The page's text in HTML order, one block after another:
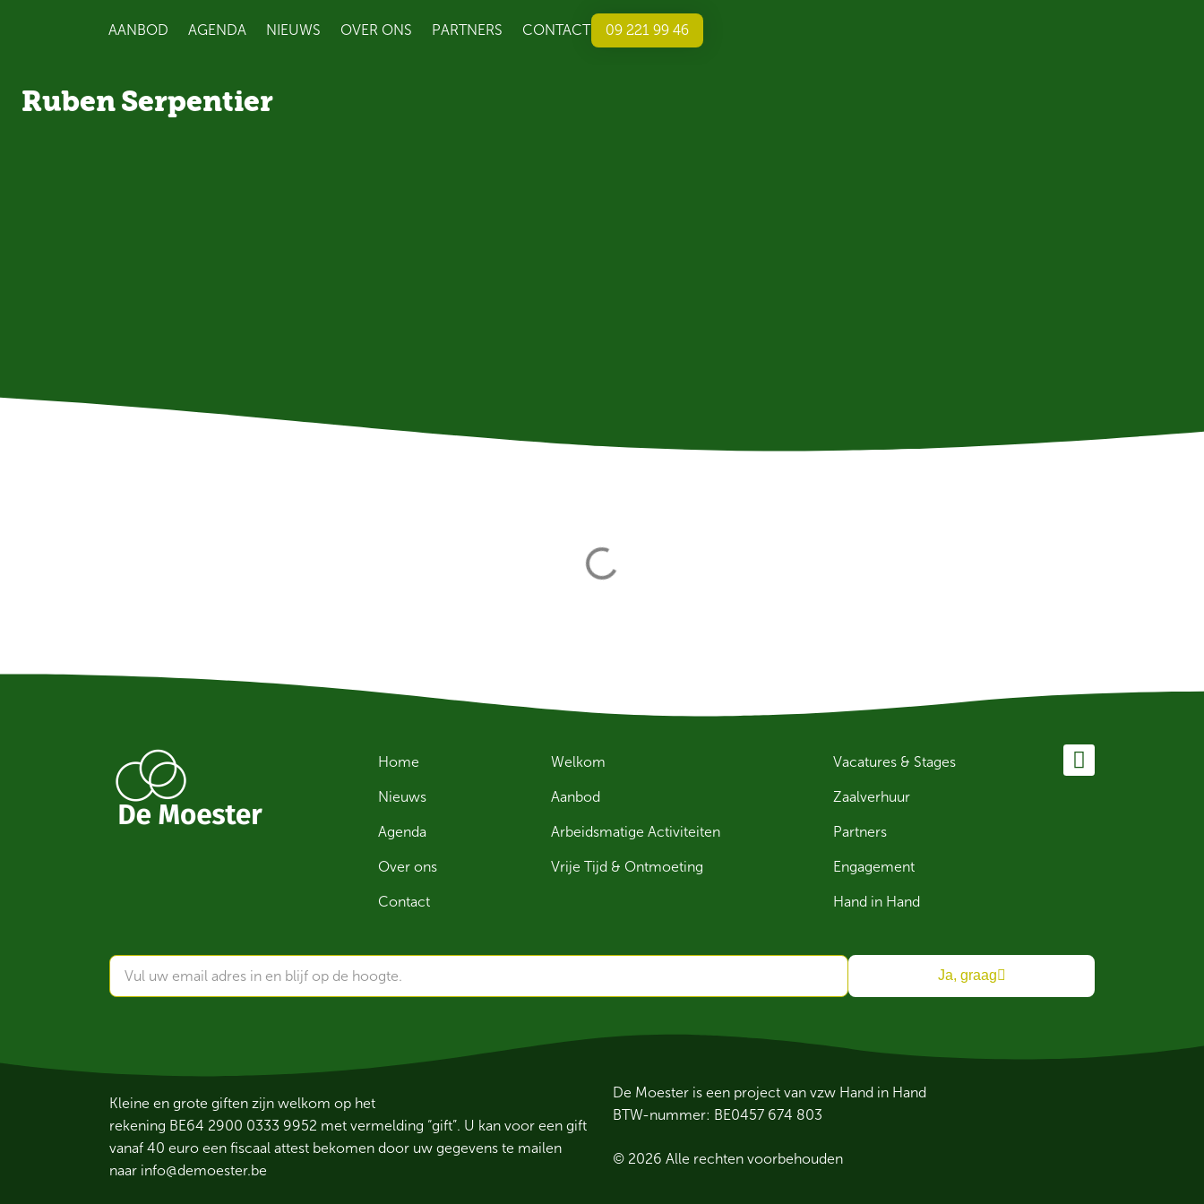
AANBOD AGENDA NIEUWS OVER ONS PARTNERS CONTACT 09 221 99 46
Ruben Serpentier
Home
Nieuws
Agenda
Over ons
Contact
Welkom
Aanbod
Arbeidsmatige Activiteiten
Vrije Tijd & Ontmoeting
Vacatures & Stages
Zaalverhuur
Partners
Engagement
Hand in Hand
Ja, graag
Kleine en grote giften zijn welkom op het
rekening BE64 2900 0333 9952 met vermelding “gift”. U kan voor een gift
vanaf 40 euro een fiscaal attest bekomen door uw gegevens te mailen
naar info@demoester.be
De Moester is een project van vzw Hand in Hand
BTW-nummer: BE0457 674 803
© 2026 Alle rechten voorbehouden